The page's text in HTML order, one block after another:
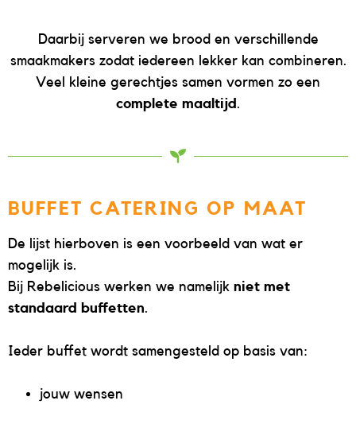
Daarbij serveren we brood en verschillende
smaakmakers zodat iedereen lekker kan combineren.
Veel kleine gerechtjes samen vormen zo een
complete maaltijd .
BUFFET CATERING OP MAAT
De lijst hierboven is een voorbeeld van wat er
mogelijk is.
Bij Rebelicious werken we namelijk niet met
standaard buffetten.
Ieder buffet wordt samengesteld op basis van:
jouw wensen